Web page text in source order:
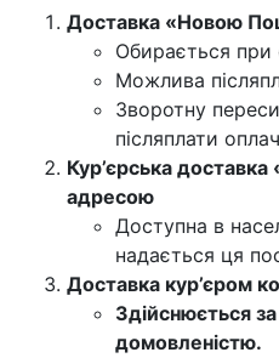
Доставка «Новою
Обирається при
Можлива
Зворотну
післяплати
Кур’єрська
адресою
Доступна в
надається ця
Доставка кур’єром
Здійснюється
домовленістю.